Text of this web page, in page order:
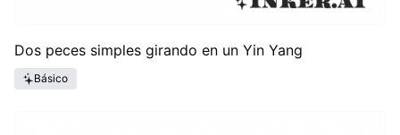
Dos peces simples girando en un Yin Yang
Básico